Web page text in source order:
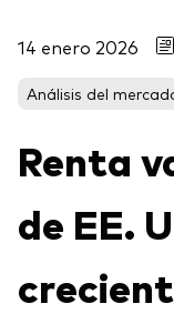
Ver fondos
Renta fija
ETF
Renta fija
Eventos y
Centro de
Cuantificando
Gran traspaso
14 enero 2026
Análisis del
Renta
de EE.